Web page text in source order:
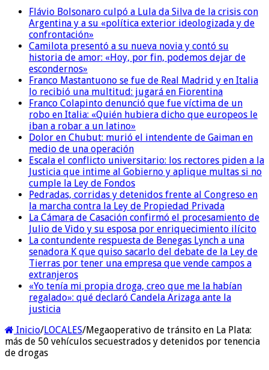
Flávio Bolsonaro culpó a Lula da Silva de la crisis con
Argentina y a su «política exterior ideologizada y de
confrontación»
Camilota presentó a su nueva novia y contó su
historia de amor: «Hoy, por fin, podemos dejar de
escondernos»
Franco Mastantuono se fue de Real Madrid y en Italia
lo recibió una multitud: jugará en Fiorentina
Franco Colapinto denunció que fue víctima de un
robo en Italia: «Quién hubiera dicho que europeos le
iban a robar a un latino»
Dolor en Chubut: murió el intendente de Gaiman en
medio de una operación
Escala el conflicto universitario: los rectores piden a la
Justicia que intime al Gobierno y aplique multas si no
cumple la Ley de Fondos
Pedradas, corridas y detenidos frente al Congreso en
la marcha contra la Ley de Propiedad Privada
La Cámara de Casación confirmó el procesamiento de
Julio de Vido y su esposa por enriquecimiento ilícito
La contundente respuesta de Benegas Lynch a una
senadora K que quiso sacarlo del debate de la Ley de
Tierras por tener una empresa que vende campos a
extranjeros
«Yo tenía mi propia droga, creo que me la habían
regalado»: qué declaró Candela Arizaga ante la
justicia
Inicio/LOCALES/Megaoperativo de tránsito en La Plata:
más de 50 vehículos secuestrados y detenidos por tenencia
de drogas